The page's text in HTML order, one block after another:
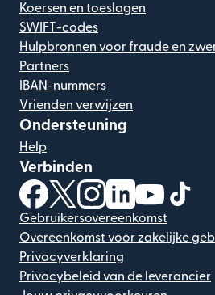
Koersen en toeslagen
SWIFT-codes
Hulpbronnen voor fraude en
Partners
IBAN-nummers
Vrienden verwijzen
Ondersteuning
Help
Verbinden
(wordt geopend in een
(wordt geopend in een
(wordt geopend in
(wordt(wordt
Gebruikersovereenkomst
Overeenkomst voor zakelijke
Privacyverklaring
Privacybeleid van de leverancier